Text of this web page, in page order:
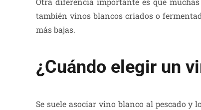
también vinos blancos criados o
más bajas.
¿Cuándo elegir un
Se suele asociar vino blanco al pescado y